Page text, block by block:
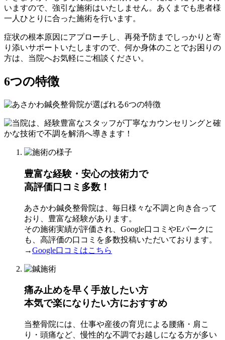
いますので、強引な施術はいたしません。あくまでも患者様
⼀⼈ひとりに合った施術を⾏います。
症状の根本原因にアプローチし、再発予防までしっかりと寄
り添いサポートいたしますので、何か⾝体のことでお困りの
⽅は、当院へお気軽にご相談ください。
6つの特徴
豊富な経験・安⼼の技術⼒で
⾼評価⼝コミ多数！
あさかわ鍼灸整⾻院は、毎⽇様々な不調と向き合って
おり、豊富な経験があります。
その施術実績が評価され、Google⼝コミやEパークに
も、⾼評価の⼝コミを多数投稿いただいております。
→Google⼝コミはこちら
痛み止めを早く手放したい方
本気で楽になりたい方におすすめ
当整⾻院には、仕事や産後の育児による腰痛・肩こ
り・頭痛など、慢性的な不調でお越しになる⽅が多い